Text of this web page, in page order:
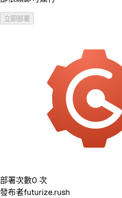
立即部署
部署次數0 次
發布者futurize.rush